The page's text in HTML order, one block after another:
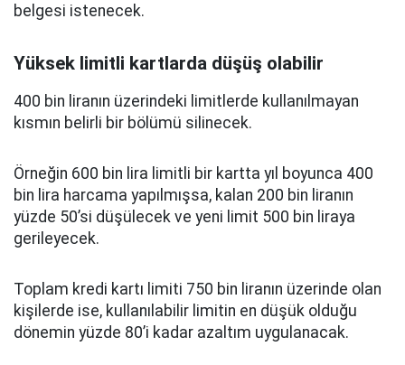
belgesi istenecek.
Yüksek limitli kartlarda düşüş olabilir
400 bin liranın üzerindeki limitlerde kullanılmayan
kısmın belirli bir bölümü silinecek.
Örneğin 600 bin lira limitli bir kartta yıl boyunca 400
bin lira harcama yapılmışsa, kalan 200 bin liranın
yüzde 50’si düşülecek ve yeni limit 500 bin liraya
gerileyecek.
Toplam kredi kartı limiti 750 bin liranın üzerinde olan
kişilerde ise, kullanılabilir limitin en düşük olduğu
dönemin yüzde 80’i kadar azaltım uygulanacak.